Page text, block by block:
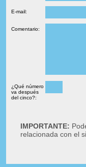
E-mail:
Comentario:
¿Qué número
va después
del cinco?:
IMPORTANTE:
relacionada con el